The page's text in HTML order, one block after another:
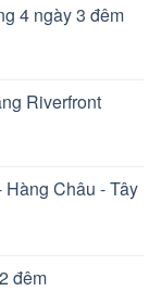
4 ngày 3 đêm
Riverfront
Châu - Tây
đêm